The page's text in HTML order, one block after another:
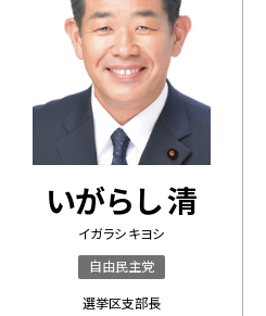
いがらし 清
イガラシ キヨシ
自由民主党
選挙区支部長